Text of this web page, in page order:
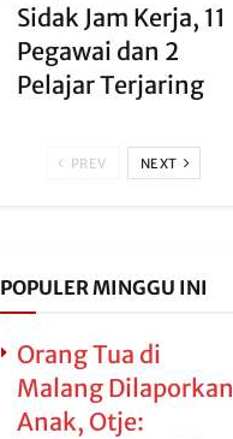
Sidak Jam Kerja, 11
Pegawai dan 2
Pelajar Terjaring
PREV NEXT
POPULER MINGGU INI
Orang Tua di
Malang Dilaporkan
Anak, Otje: